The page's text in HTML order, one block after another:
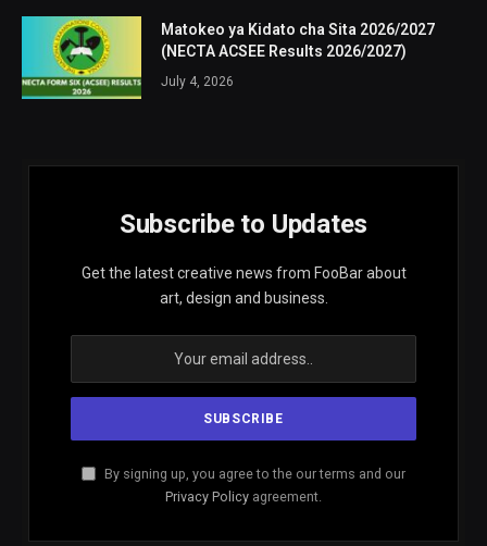
Matokeo ya Kidato cha Sita 2026/2027
(NECTA ACSEE Results 2026/2027)
July 4, 2026
Subscribe to Updates
Get the latest creative news from FooBar about
art, design and business.
By signing up, you agree to the our terms and our
Privacy Policy agreement.